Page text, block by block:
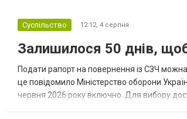
студенти, боржники з аліме...
Суспільство 12:12, 4 серпня
Залишилося 50 днів,
Подати рапорт на повернення із СЗЧ
це повідомило Міністерство оборони
червня 2026 року включно. Для вибору